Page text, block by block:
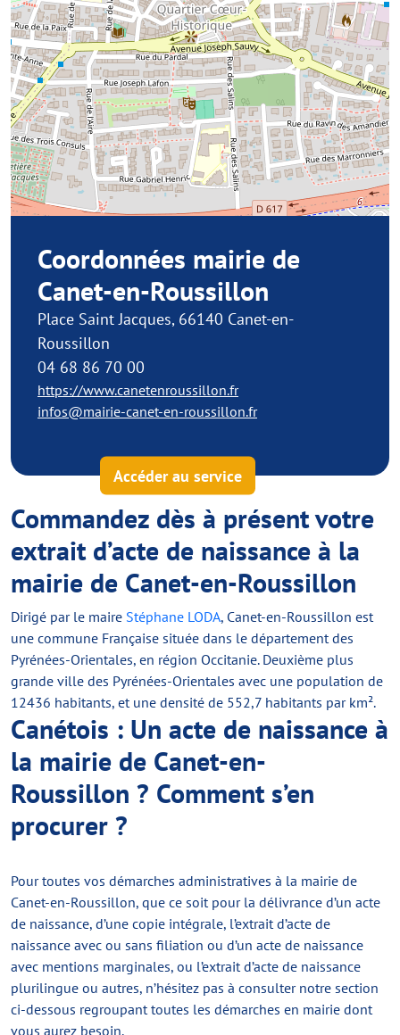
Coordonnées mairie de
Canet-en-Roussillon
Place Saint Jacques, 66140 Canet-en-
Roussillon
04 68 86 70 00
https://www.canetenroussillon.fr
infos@mairie-canet-en-roussillon.fr
Accéder au service
Commandez dès à présent votre
extrait d’acte de naissance à la
mairie de Canet-en-Roussillon
Dirigé par le maire Stéphane LODA, Canet-en-Roussillon est
une commune Française située dans le département des
Pyrénées-Orientales, en région Occitanie. Deuxième plus
grande ville des Pyrénées-Orientales avec une population de
12436 habitants, et une densité de 552,7 habitants par km².
Canétois : Un acte de naissance à
la mairie de Canet-en-
Roussillon ? Comment s’en
procurer ?
Pour toutes vos démarches administratives à la mairie de
Canet-en-Roussillon, que ce soit pour la délivrance d’un acte
de naissance, d’une copie intégrale, l’extrait d’acte de
naissance avec ou sans filiation ou d’un acte de naissance
avec mentions marginales, ou l’extrait d’acte de naissance
plurilingue ou autres, n’hésitez pas à consulter notre section
ci-dessous regroupant toutes les démarches en mairie dont
vous aurez besoin.